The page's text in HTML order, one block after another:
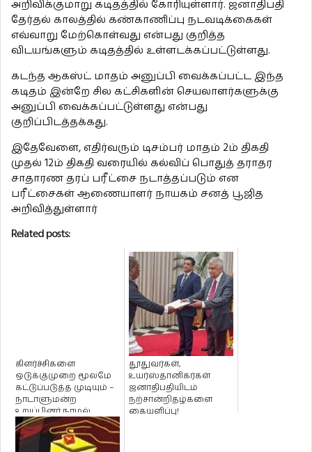
அறிவிக்குமாறு கடிதத்தில் கோரியுள்ளார். ஜனாதிபதி
தேர்தல் காலத்தில் கண்காணிப்பு நடவடிக்கைகள்
எவ்வாறு மேற்கொள்வது என்பது குறித்த
விடயங்களும் கடிதத்தில் உள்ளடக்கப்பட்டுள்ளது.
கடந்த ஆகஸ்ட் மாதம் அனுப்பி வைக்கப்பட்ட இந்த
கடிதம் இன்றே சில கட்சிகளின் செயலாளர்களுக்கு
அனுப்பி வைக்கப்பட்டுள்ளது என்பது
குறிப்பிடத்தக்கது.
இதேவேளை, எதிர்வரும் டிசம்பர் மாதம் 2ம் திகதி
முதல் 12ம் திகதி வரையில் கல்விப் பொதுத் தராதர
சாதாரண தரப் பரீட்சை நடாத்தப்படும் என
பரீட்சைகள் ஆணையாளர் நாயகம் சனத் பூஜித
அறிவித்துள்ளார்
Related posts:
கிளர்ச்சிகளை
ஒடுக்குமுறை மூலமே
கட்டுப்படுத்த முடியும் –
நாடாளுமன்ற
உறுப்பினர் நாமல்
தெரிவிப்பு!
தூதுவர்கள்,
உயர்ஸ்தானிகர்கள்
ஜனாதிபதியிடம்
நற்சான்றிதழ்களை
கையளிப்பு!